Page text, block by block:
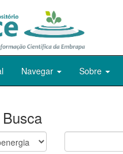
Navegar Sobre